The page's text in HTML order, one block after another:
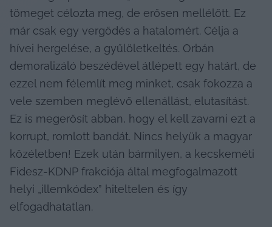
tömeget célozta meg, de erősen mellélőtt. Ez
már csak egy vergődés a hatalomért. Célja a
hívei hergelése, a gyűlöletkeltés. Orbán
demoralizáló beszédével átlépett egy határt, de
ezzel nem félemlít meg minket, csak fokozza a
vele szemben meglévő ellenállást, elutasítást.
Ez is megerősít abban, hogy el kell zavarni ezt a
korrupt, romlott bandát. Nincs helyük a magyar
közéletben! Ezek után bármilyen, a kecskeméti
Fidesz-KDNP frakciója által megfogalmazott
helyi „illemkódex” hiteltelen és így
elfogadhatatlan.